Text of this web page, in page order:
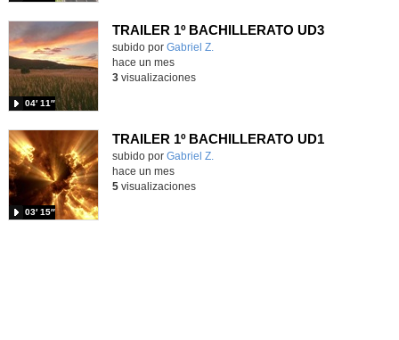
TRAILER 1º BACHILLERATO UD3
Contenido educativo.
subido por Gabriel Z.
04′ 11″
hace un mes
3visualizaciones
TRAILER 1º BACHILLERATO UD1
Contenido educativo.
subido por Gabriel Z.
03′ 15″
hace un mes
5visualizaciones